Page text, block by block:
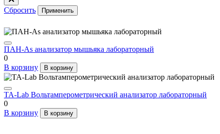
Сбросить Применить
ПАН-As анализатор мышьяка лабораторный
0
В корзину
В корзину
ТА-Lab Вольтамперометрический анализатор лабораторный
0
В корзину
В корзину